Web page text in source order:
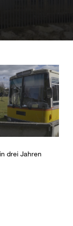
drei Jahren